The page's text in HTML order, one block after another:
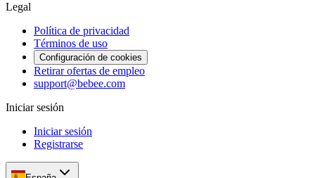
Legal
Política de privacidad
Términos de uso
Configuración de cookies
Retirar ofertas de empleo
support@bebee.com
Iniciar sesión
Iniciar sesión
Registrarse